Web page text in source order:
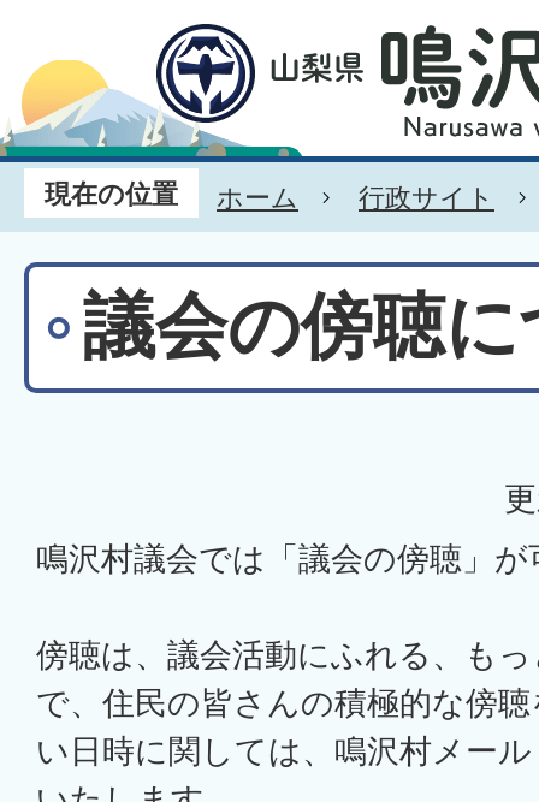
現在の位置 ホーム 行政サイト
議会の傍聴
鳴沢村議会では「議会の傍聴」
傍聴は、議会活動にふれる、も
で、住民の皆さんの積極的な傍
い日時に関しては、鳴沢村メー